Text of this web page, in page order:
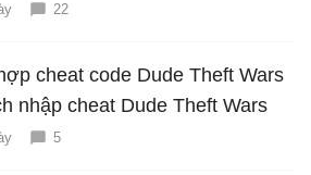
22
cheat code Dude Theft Wars
nhập cheat Dude Theft Wars
5